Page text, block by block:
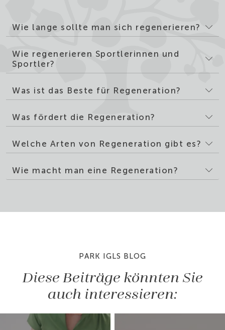
Wie lange sollte man sich regenerieren?
Wie regenerieren Sportlerinnen und
Sportler?
Was ist das Beste für Regeneration?
Was fördert die Regeneration?
Welche Arten von Regeneration gibt es?
Wie macht man eine Regeneration?
PARK IGLS BLOG
Diese Beiträge könnten Sie
auch interessieren: